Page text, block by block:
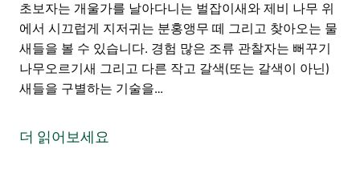
초보자는 개울가를 날아다니는 벌잡이새와 제비 나무 위
에서 시끄럽게 지저귀는 분홍앵무 떼 그리고 찾아오는 물
새들을 볼 수 있습니다. 경험 많은 조류 관찰자는 뻐꾸기
나무오르기새 그리고 다른 작고 갈색(또는 갈색이 아닌)
새들을 구별하는 기술을…
지는 다울링 트랙 아웃백 루트를 여행하는 모험심 넘치는
더 읽어보세요